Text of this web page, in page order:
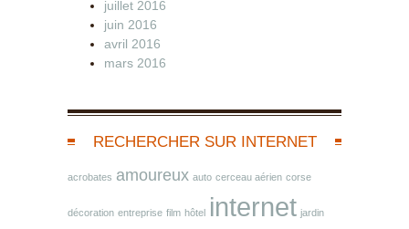
juillet 2016
juin 2016
avril 2016
mars 2016
RECHERCHER SUR INTERNET
acrobates amoureux auto cerceau aérien corse
décoration entreprise film hôtel internet jardin